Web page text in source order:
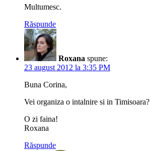
Multumesc.
Răspunde
Roxana spune:
23 august 2012 la 3:35 PM
Buna Corina,
Vei organiza o intalnire si in Timisoara?
O zi faina!
Roxana
Răspunde